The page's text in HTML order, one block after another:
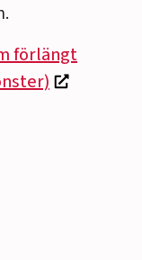
förlängt